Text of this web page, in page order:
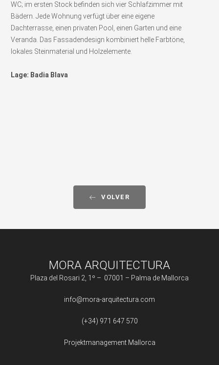
WC; im ersten Stock befinden sich vier Schlafzimmer mit
Bädern. Jede Wohnung verfügt über eine eigene
Dachterrasse, einen privaten Pool, einen Garten und eine
Veranda. Das Fassadendesign kombiniert helle Farbtöne,
lokales Steinmaterial und Holzelemente.
Lage: Badia Blava
VOLVER
MORA ARQUITECTURA
Plaza del Rosari 2, 1º – 07001 – Palma de Mallorca
info@mora-arquitectura.com
(+34) 971 647 570
Projektmanagement Mallorca